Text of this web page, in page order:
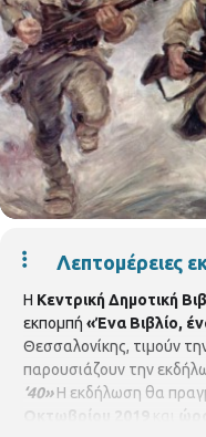
Λεπτομέρειες
Η Κεντρική Δημοτική
εκπομπή «Ένα Βιβλίο,
Θεσσαλονίκης, τιμούν
παρουσιάζουν την
‘40»Η εκδήλωση θα
Οκτωβρίου 2019